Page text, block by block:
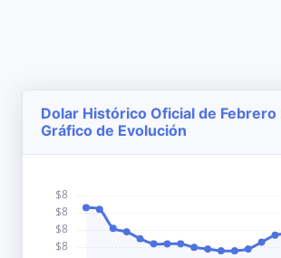
Dolar Histórico Oficial de Febrero
Gráfico de Evolución